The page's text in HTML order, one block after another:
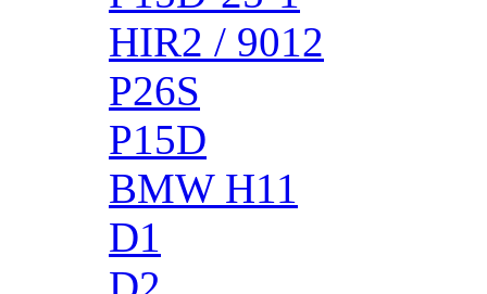
HIR2 / 9012
P26S
P15D
BMW H11
D1